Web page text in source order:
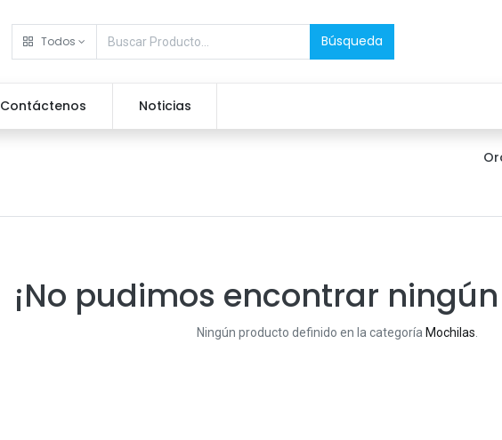
Todos Búsqueda
Contáctenos Noticias
¡No pudimos encontrar
Ningún producto definido en la categoría Mochilas.